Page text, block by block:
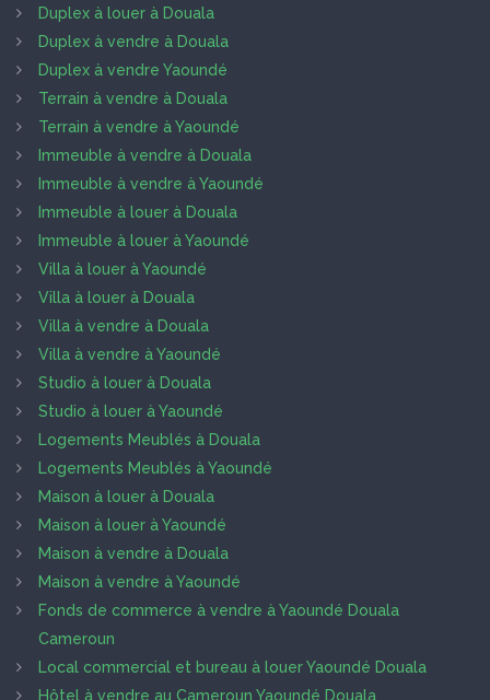
Duplex à louer à Douala
Duplex à vendre à Douala
Duplex à vendre Yaoundé
Terrain à vendre à Douala
Terrain à vendre à Yaoundé
Immeuble à vendre à Douala
Immeuble à vendre à Yaoundé
Immeuble à louer à Douala
Immeuble à louer à Yaoundé
Villa à louer à Yaoundé
Villa à louer à Douala
Villa à vendre à Douala
Villa à vendre à Yaoundé
Studio à louer à Douala
Studio à louer à Yaoundé
Logements Meublés à Douala
Logements Meublés à Yaoundé
Maison à louer à Douala
Maison à louer à Yaoundé
Maison à vendre à Douala
Maison à vendre à Yaoundé
Fonds de commerce à vendre à Yaoundé Douala
Cameroun
Local commercial et bureau à louer Yaoundé Douala
Hôtel à vendre au Cameroun Yaoundé Douala